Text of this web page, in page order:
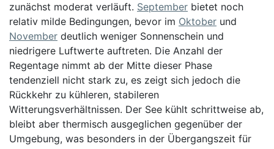
zunächst moderat verläuft. September bietet noch
relativ milde Bedingungen, bevor im Oktober und
November deutlich weniger Sonnenschein und
niedrigere Luftwerte auftreten. Die Anzahl der
Regentage nimmt ab der Mitte dieser Phase
tendenziell nicht stark zu, es zeigt sich jedoch die
Rückkehr zu kühleren, stabileren
Witterungsverhältnissen. Der See kühlt schrittweise ab,
bleibt aber thermisch ausgeglichen gegenüber der
Umgebung, was besonders in der Übergangszeit für